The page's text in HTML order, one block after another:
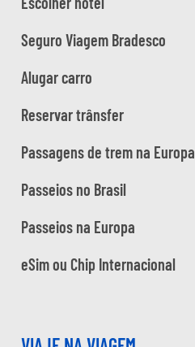
Seguro Viagem Bradesco
Alugar carro
Reservar trânsfer
Passagens de trem na Europa
Passeios no Brasil
Passeios na Europa
eSim ou Chip Internacional